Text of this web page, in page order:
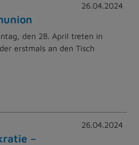
26.04.2024
den 28. April treten in
erstmals an den Tisch
26.04.2024
–